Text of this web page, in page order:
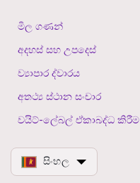
මිල ගණන්
අදහස් සහ උපදෙස්
ව්‍යාපාර ද්වාරය
අතථ්‍ය ස්ථාන සංචාර
වයිට්-ලේබල් ඒකාබද්ධ කිරීම
සිංහල